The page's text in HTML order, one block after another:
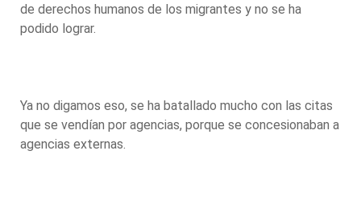
de derechos humanos de los migrantes y no se ha
podido lograr.
Ya no digamos eso, se ha batallado mucho con las citas
que se vendían por agencias, porque se concesionaban a
agencias externas.